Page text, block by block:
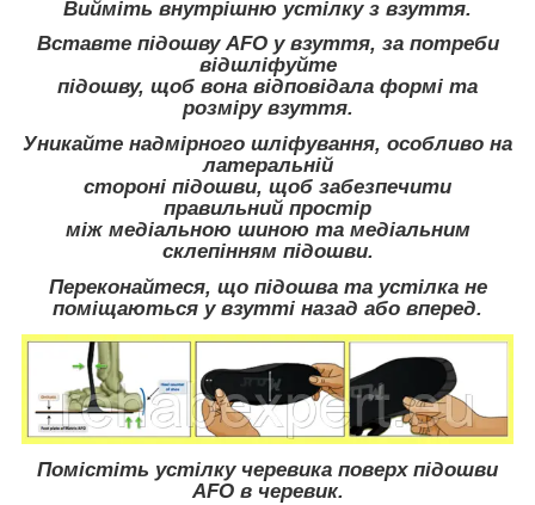
Вийміть внутрішню устілку з взуття.
Вставте підошву AFO у взуття, за потреби
відшліфуйте
підошву, щоб вона відповідала формі та
розміру взуття.
Уникайте надмірного шліфування, особливо на
латеральній
стороні підошви, щоб забезпечити
правильний простір
між медіальною шиною та медіальним
склепінням підошви.
Переконайтеся, що підошва та устілка не
поміщаються у взутті назад або вперед.
Помістіть устілку черевика поверх підошви
AFO в черевик.